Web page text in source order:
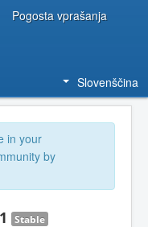
Pogosta vprašanja
Slovenščina
in your
by
Stable